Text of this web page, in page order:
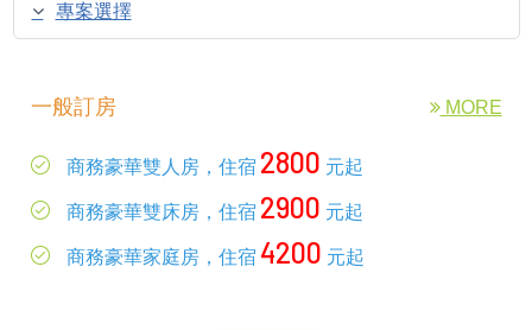
專案選擇
一般訂房 MORE
商務豪華雙人房，住宿 2800 元起
商務豪華雙床房，住宿 2900 元起
商務豪華家庭房，住宿 4200 元起